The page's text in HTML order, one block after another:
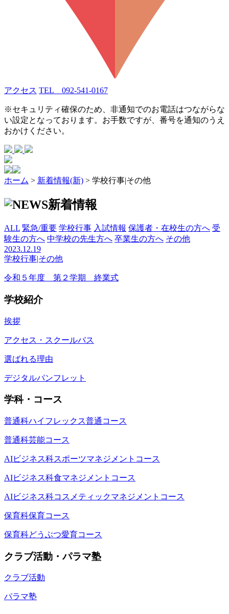
アクセス TEL 092-541-0167
※セキュリティ確保のため、非通知でのお電話はつながらな
い設定となっております。お手数ですが、番号を通知のうえ
おかけください。
ホーム > 新着情報(新) > 学校行事|その他
新着情報
ALL 緊急/重要 学校行事 入試情報 保護者・在校生の方へ 受
験生の方へ 中学校の先生方へ 卒業生の方へ その他
2023.12.19
学校行事|その他
令和５年度 第２学期 終業式
学校紹介
挨拶
アクセス・スクールバス
選ばれる理由
デジタルパンフレット
学科・コース
普通科ハイフレックス普通コース
普通科芸能コース
AIビジネス科スポーツマネジメントコース
AIビジネス科食マネジメントコース
AIビジネス科コスメティックマネジメントコース
保育科保育コース
保育科どうぶつ愛育コース
クラブ活動・パラマ塾
クラブ活動
パラマ塾